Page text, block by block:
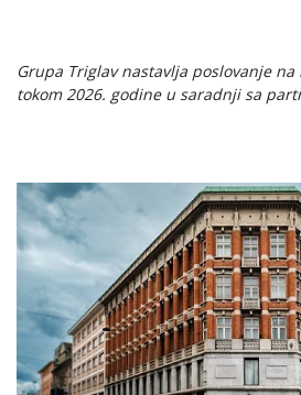
Grupa Triglav nastavlja poslovanje
tokom 2026. godine u saradnji sa